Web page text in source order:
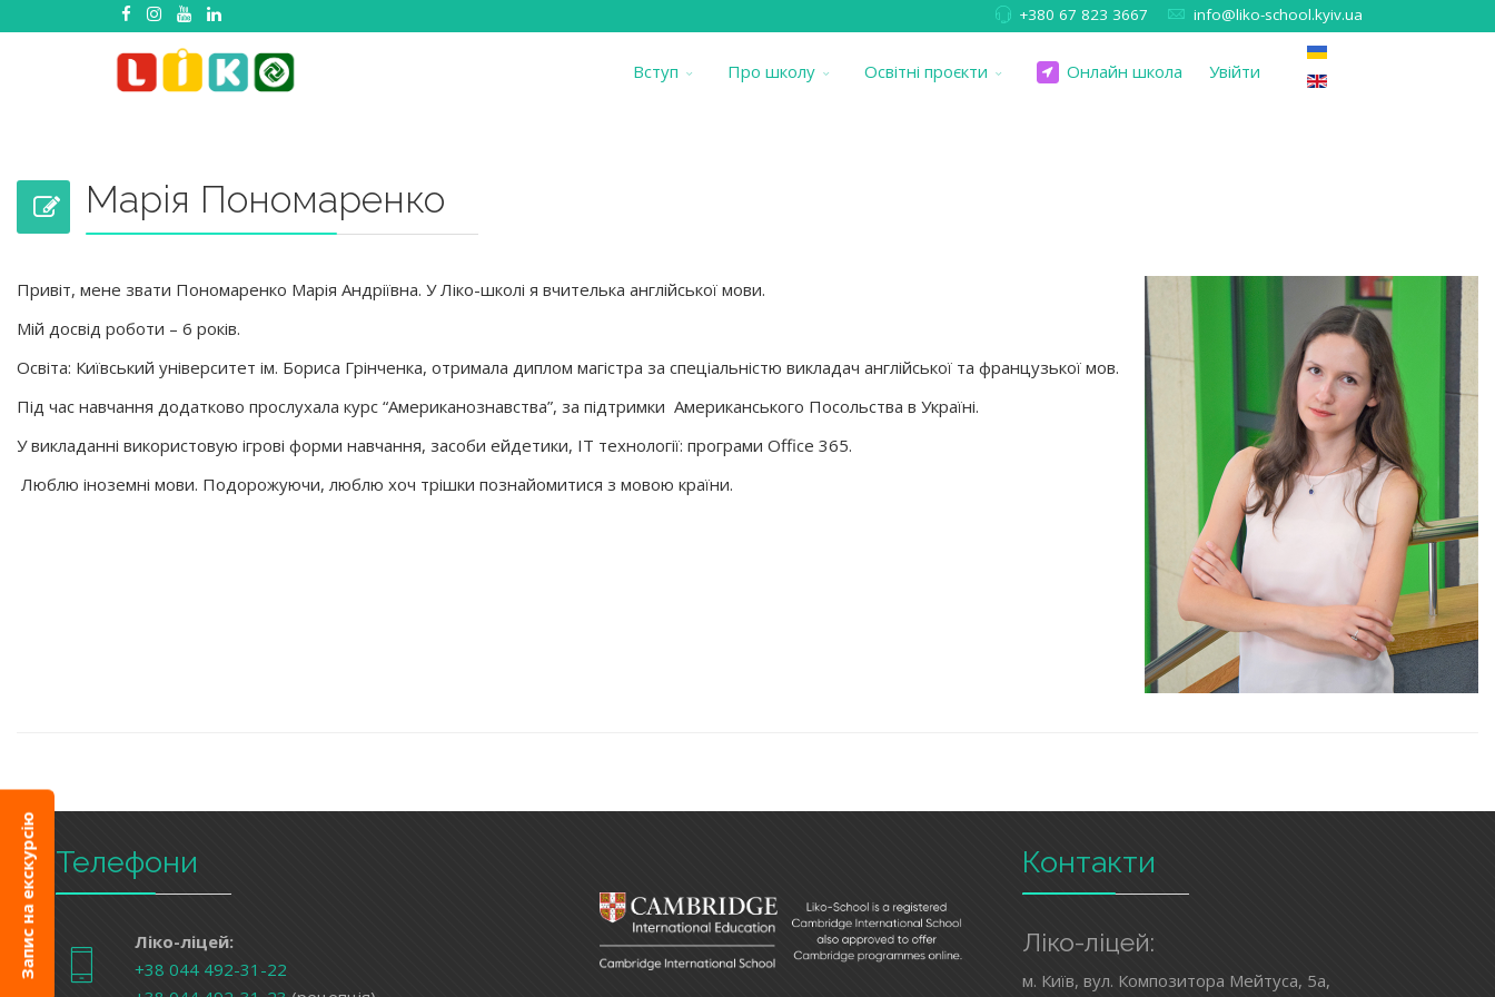
Запис на екскурсію
+380 67 823 3667 info@liko-school.kyiv.ua
Вступ Про школу Освітні проєкти Онлайн школа Увійти
Марія Пономаренко
Привіт, мене звати Пономаренко Марія Андріївна. У Ліко-школі я вчителька англійської мови.
Мій досвід роботи – 6 років.
Освіта: Київський університет ім. Бориса Грінченка, отримала диплом магістра за спеціальністю викладач англійської та французької мов.
Під час навчання додатково прослухала курс “Американознавства”, за підтримки Американського Посольства в Україні.
У викладанні використовую ігрові форми навчання, засоби ейдетики, ІТ технології: програми Office 365.
Люблю іноземні мови. Подорожуючи, люблю хоч трішки познайомитися з мовою країни.
Телефони
Ліко-ліцей:
+38 044 492-31-22
Контакти
Ліко-ліцей:
м. Київ, вул. Композитора Мейтуса, 5а,